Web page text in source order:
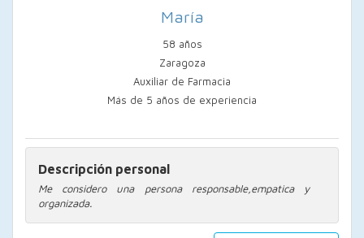
María
58 años
Zaragoza
Auxiliar de Farmacia
Más de 5 años de experiencia
Descripción personal
Me considero una persona responsable,empatica y
organizada.